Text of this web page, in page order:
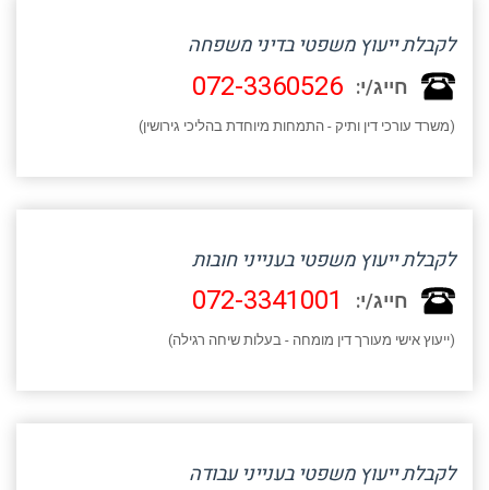
לקבלת ייעוץ משפטי בדיני משפחה
חייג/י: 072-3360526
(משרד עורכי דין ותיק - התמחות מיוחדת בהליכי גירושין)
לקבלת ייעוץ משפטי בענייני חובות
חייג/י: 072-3341001
(ייעוץ אישי מעורך דין מומחה - בעלות שיחה רגילה)
לקבלת ייעוץ משפטי בענייני עבודה